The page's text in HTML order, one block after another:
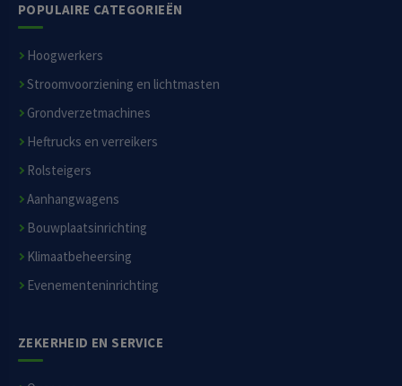
POPULAIRE CATEGORIEËN
Hoogwerkers
Stroomvoorziening en lichtmasten
Grondverzetmachines
Heftrucks en verreikers
Rolsteigers
Aanhangwagens
Bouwplaatsinrichting
Klimaatbeheersing
Evenementeninrichting
ZEKERHEID EN SERVICE